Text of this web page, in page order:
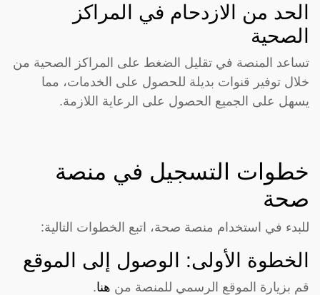
الحد من الازدحام في المراكز
الصحية
تساعد المنصة في تقليل الضغط على المراكز الصحية من
خلال توفير قنوات بديلة للحصول على الخدمات، مما
يسهل على الجميع الحصول على الرعاية اللازمة.
خطوات التسجيل في منصة
صحة
للبدء في استخدام منصة صحة، اتبع الخطوات التالية:
الخطوة الأولى: الوصول إلى الموقع
قم بزيارة الموقع الرسمي للمنصة من هنا.